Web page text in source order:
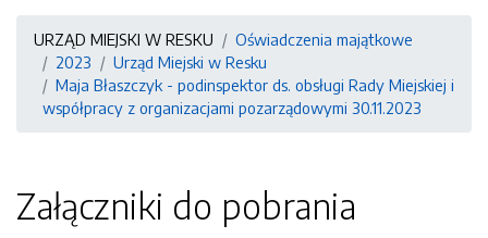
URZĄD MIEJSKI W RESKU
Oświadczenia majątkowe
2023
Urząd Miejski w Resku
Maja Błaszczyk - podinspektor ds. obsługi Rady Miejskiej i
współpracy z organizacjami pozarządowymi 30.11.2023
Załączniki do pobrania